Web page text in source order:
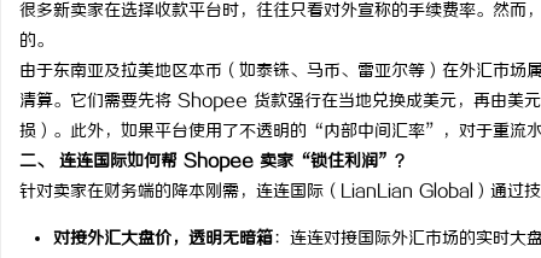
很多新卖家在选择收款平台时，往往只看对外宣称的手续费率。然
的。
由于东南亚及拉美地区本币（如泰铢、马币、雷亚尔等）在外汇市
清算。它们需要先将 Shopee 货款强行在当地兑换成美元，再由美
损）。此外，如果平台使用了不透明的“内部中间汇率”，对于重
二、 连连国际如何帮 Shopee 卖家“锁住利润”？
针对卖家在财务端的降本刚需，连连国际（LianLian Global）通过
对接外汇大盘价，透明无暗箱：连连对接国际外汇市场的实时大